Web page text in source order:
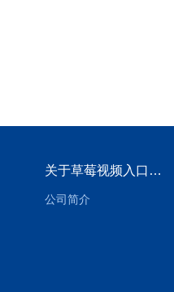
关于草莓视频入口免费下载
公司简介